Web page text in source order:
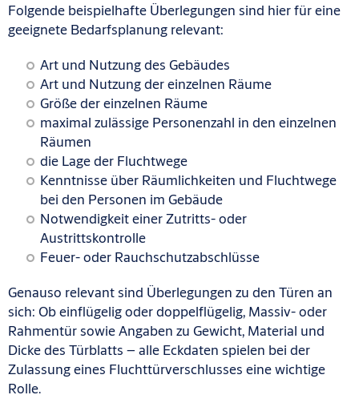
Folgende beispielhafte Überlegungen sind hier für eine
geeignete Bedarfsplanung relevant:
Art und Nutzung des Gebäudes
Art und Nutzung der einzelnen Räume
Größe der einzelnen Räume
maximal zulässige Personenzahl in den einzelnen
Räumen
die Lage der Fluchtwege
Kenntnisse über Räumlichkeiten und Fluchtwege
bei den Personen im Gebäude
Notwendigkeit einer Zutritts- oder
Austrittskontrolle
Feuer- oder Rauchschutzabschlüsse
Genauso relevant sind Überlegungen zu den Türen an
sich: Ob einflügelig oder doppelflügelig, Massiv- oder
Rahmentür sowie Angaben zu Gewicht, Material und
Dicke des Türblatts – alle Eckdaten spielen bei der
Zulassung eines Fluchttürverschlusses eine wichtige
Rolle.